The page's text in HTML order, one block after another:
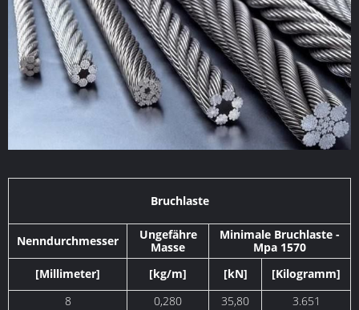
Bruchlaste
Nenndurchmesser
Ungefähre
Masse
Minimale Bruchlaste -
Mpa 1570
[Millimeter]
[kg/m] [kN]
[Kilogramm]
8
0,280 35,80
3.651